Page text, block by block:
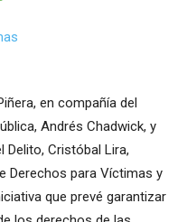
en compañía del
Andrés Chadwick, y
Delito, Cristóbal Lira,
Derechos para Víctimas y
que prevé garantizar